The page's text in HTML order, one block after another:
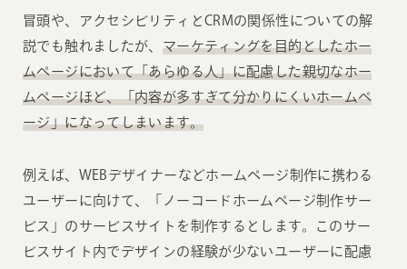
冒頭や、アクセシビリティとCRMの関係性についての解
説でも触れましたが、 マーケティングを目的としたホー
ムページにおいて「あらゆる人」に配慮した親切なホー
ムページほど、「内容が多すぎて分かりにくいホームペ
ージ」になってしまいます。
例えば、WEBデザイナーなどホームページ制作に携わる
ユーザーに向けて、「ノーコードホームページ制作サー
ビス」のサービスサイトを制作するとします。このサー
ビスサイト内でデザインの経験が少ないユーザーに配慮